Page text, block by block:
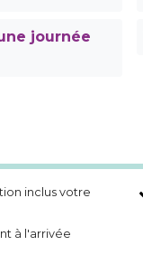
journée
inclus votre
à l'arrivée